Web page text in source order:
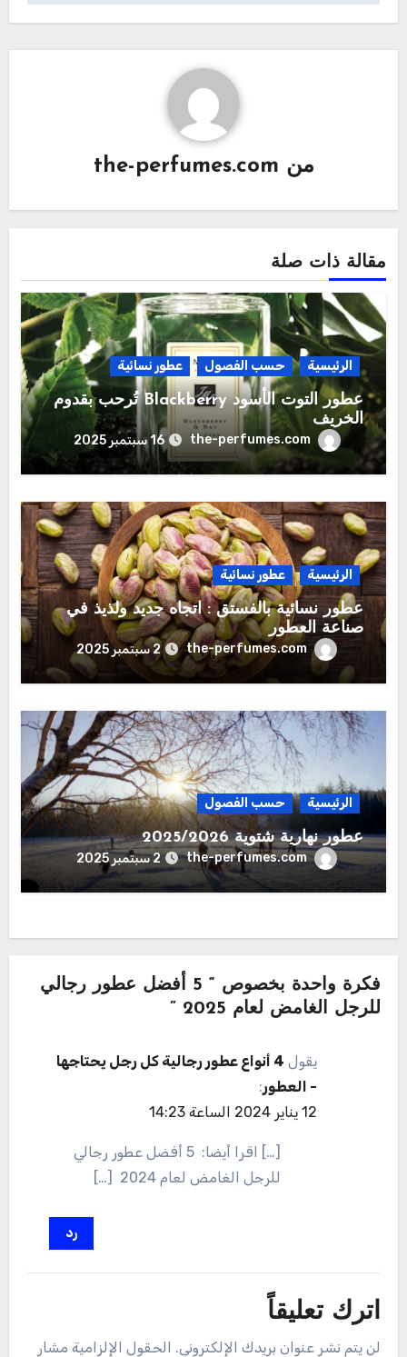
من the-perfumes.com
مقالة ذات صلة
الرئيسية حسب الفصول عطور نسائية
عطور التوت الأسود Blackberry تُرحب بقدوم
الخريف
the-perfumes.com 16 سبتمبر 2025
الرئيسية عطور نسائية
عطور نسائية بالفستق : اتجاه جديد ولذيذ في
صناعة العطور
the-perfumes.com 2 سبتمبر 2025
الرئيسية حسب الفصول
عطور نهارية شتوية 2025/2026
the-perfumes.com 2 سبتمبر 2025
فكرة واحدة بخصوص “ 5 أفضل عطور رجالي
للرجل الغامض لعام 2025 ”
يقول
4 أنواع عطور رجالية كل رجل يحتاجها
- العطور:
12 يناير 2024 الساعة 14:23
[…] اقرا أيضا: 5 أفضل عطور رجالي
للرجل الغامض لعام 2024 […]
رد
اترك تعليقاً
لن يتم نشر عنوان بريدك الإلكتروني. الحقول الإلزامية مشار